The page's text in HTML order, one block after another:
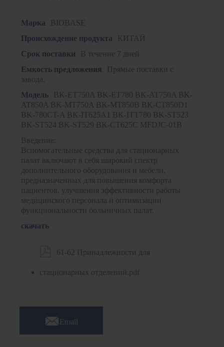
Марка
BIOBASE
Происхождение продукта
КИТАЙ
Срок поставки
В течение 7 дней
Емкость предложения
Прямые поставки с
завода.
Модель
BK-ET750A BK-ET780 BK-AT750A BK-
AT850A BK-MT750A BK-MT850B BK-CT850D1
BK-780CT-A BK-IT625A1 BK-ITT780 BK-ST523
BK-ST524 BK-ST529 BK-CT625C MFDJC-01B
Введение:
Вспомогательные средства для стационарных
палат включают в себя широкий спектр
дополнительного оборудования и мебели,
предназначенных для повышения комфорта
пациентов, улучшения эффективности работы
медицинского персонала и оптимизации
функциональности больничных палат.
скачать
61-62 Принадлежности для
стационарных отделений.pdf
 Email